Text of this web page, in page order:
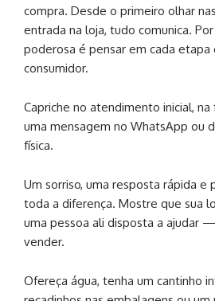
compra. Desde o primeiro olhar
entrada na loja, tudo comunica.
poderosa é pensar em cada
consumidor.
Capriche no atendimento inicial,
uma mensagem no WhatsApp ou
física.
Um sorriso, uma resposta rápida e
toda a diferença. Mostre que sua
uma pessoa ali disposta a ajudar
vender.
Ofereça água, tenha um cantinho